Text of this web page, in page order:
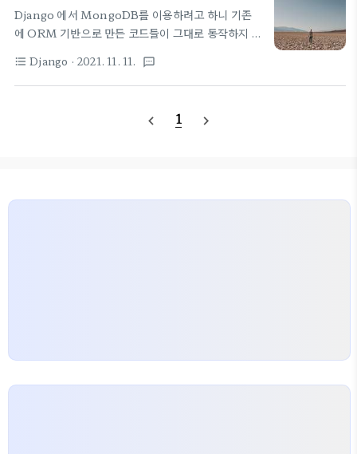
Django 에서 MongoDB를 이용하려고 하니 기존
에 ORM 기반으로 만든 코드들이 그대로 동작하지 않
가 제공되고 있긴 하나 전부 지원하는 것이 아니기 때
문이다. 제일 문제는 model 선언부에서 만든 테이블
기서 받아 쓰는 것으로 model.py 파일을 변경하면
onetoone mapping 등 relation 과 관련된 키워
format_list_bulleted Django · 2021. 11. 11. textsms
navigate_before 1 navigate_next